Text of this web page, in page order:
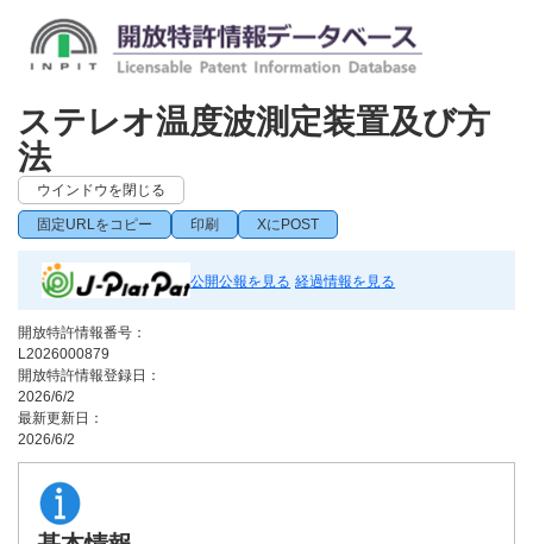
ステレオ温度波測定装置及び方
法
ウインドウを閉じる
固定URLをコピー 印刷 XにPOST
公開公報を見る 経過情報を見る
開放特許情報番号：
L2026000879
開放特許情報登録日：
2026/6/2
最新更新日：
2026/6/2